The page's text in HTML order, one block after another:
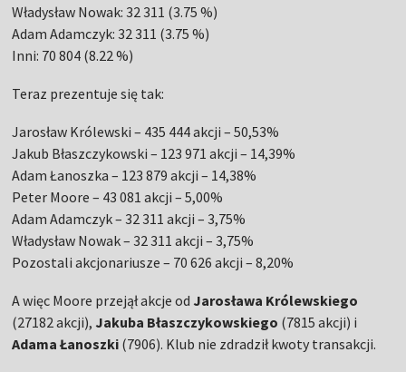
Władysław Nowak: 32 311 (3.75 %)
Adam Adamczyk: 32 311 (3.75 %)
Inni: 70 804 (8.22 %)
Teraz prezentuje się tak:
Jarosław Królewski – 435 444 akcji – 50,53%
Jakub Błaszczykowski – 123 971 akcji – 14,39%
Adam Łanoszka – 123 879 akcji – 14,38%
Peter Moore – 43 081 akcji – 5,00%
Adam Adamczyk – 32 311 akcji – 3,75%
Władysław Nowak – 32 311 akcji – 3,75%
Pozostali akcjonariusze – 70 626 akcji – 8,20%
A więc Moore przejął akcje od Jarosława Królewskiego
(27182 akcji), Jakuba Błaszczykowskiego (7815 akcji) i
Adama Łanoszki (7906). Klub nie zdradził kwoty transakcji.